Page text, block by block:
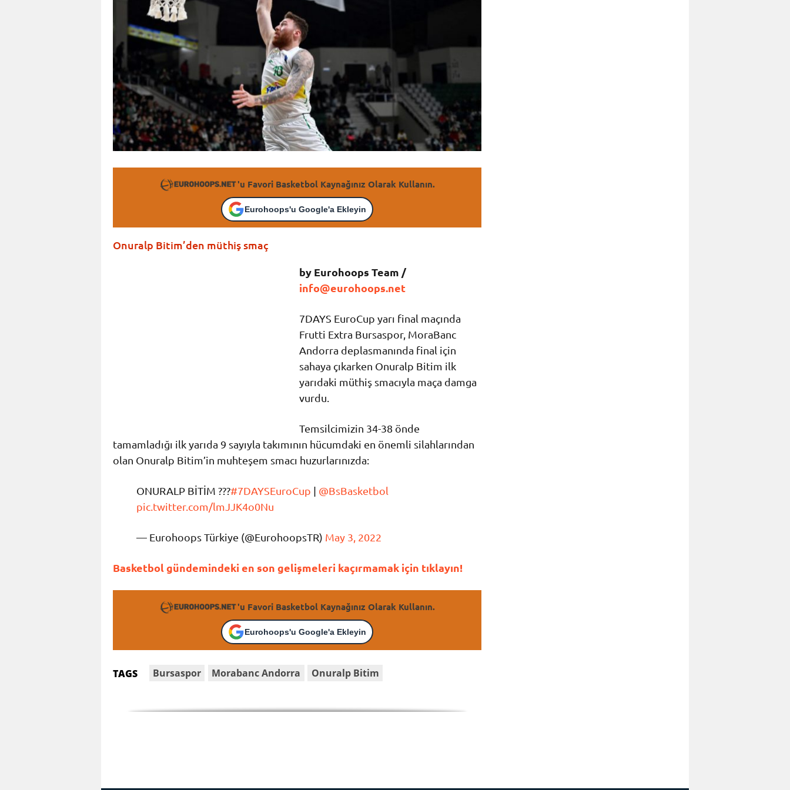
'u Favori Basketbol Kaynağınız Olarak Kullanın.
Eurohoops'u Google'a Ekleyin
Onuralp Bitim’den müthiş smaç
by Eurohoops Team /
info@eurohoops.net
7DAYS EuroCup yarı final maçında
Frutti Extra Bursaspor, MoraBanc
Andorra deplasmanında final için
sahaya çıkarken Onuralp Bitim ilk
yarıdaki müthiş smacıyla maça damga
vurdu.
Temsilcimizin 34-38 önde
tamamladığı ilk yarıda 9 sayıyla takımının hücumdaki en önemli silahlarından
olan Onuralp Bitim’in muhteşem smacı huzurlarınızda:
ONURALP BİTİM ???#7DAYSEuroCup | @BsBasketbol
pic.twitter.com/lmJJK4o0Nu
— Eurohoops Türkiye (@EurohoopsTR) May 3, 2022
Basketbol gündemindeki en son gelişmeleri kaçırmamak için tıklayın!
'u Favori Basketbol Kaynağınız Olarak Kullanın.
Eurohoops'u Google'a Ekleyin
TAGS Bursaspor Morabanc Andorra Onuralp Bitim